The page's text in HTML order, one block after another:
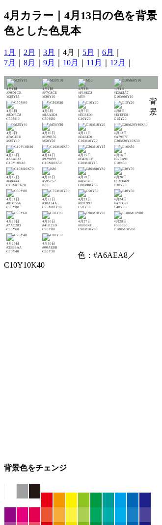
4月カラー｜4月13日の色を背景
色とした色見本
1月 2月 3月 ｜4月｜ 5月 6月
7月
8月 9月 10月 11月 12月
4月1日
#F9D1CB
M25Y15
4月2日
#F7C8CE
M30Y10
4月3日
#F19EC2
M50
4月4日
#DE82A7
C10M60Y10
4月5日
#8D93C8
C50M40
4月6日
#8AA3D4
C50M30
4月7日
#ECF4D9
C10Y20
4月8日
#E1EFD8
C15Y20
4月9日
#FACE9D
M25Y40
4月10日
#F29B76
M50Y50
4月11日
#EAE4D1
C10M10Y20
4月12日
#A79E7F
C20M20Y40K30
4月13日
#A6AEA8
C10Y10K40
4月14日
#929099
C10M10K50
4月15日
#D4DCD8
C20M10Y15
4月16日
#929A9F
C10K50
4月17日
#68666C
C10M10K70
4月18日
#595757
K80
4月19日
#4F4946
C80M80Y80
4月20日
#C2DA69
C30Y70
4月21日
#8DC556
C50Y80
4月22日
#30A34A
C75M10Y90
4月23日
#89C997
C50Y50
4月24日
#A7D398
C40Y50
4月25日
#7AC283
C55Y60
4月26日
#41B25D
C70Y80
4月27日
#00984F
C90M10Y90
4月28日
#009360
C100M10Y80
4月29日
#2EB6AA
C70Y40
4月30日
#00AEBB
C80Y30
背
景
色：#A6AEA8／
C10Y10K40
背景色をチェンジ